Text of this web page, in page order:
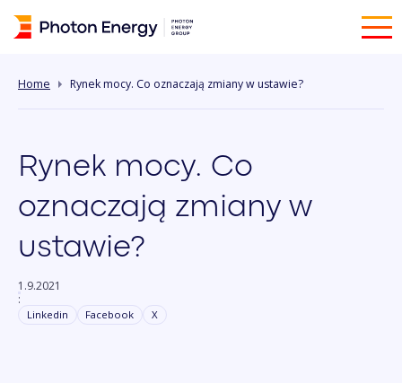
Home Rynek mocy. Co oznaczają zmiany w ustawie?
Rynek mocy. Co
oznaczają zmiany w
ustawie?
1.9.2021
:
Linkedin Facebook X